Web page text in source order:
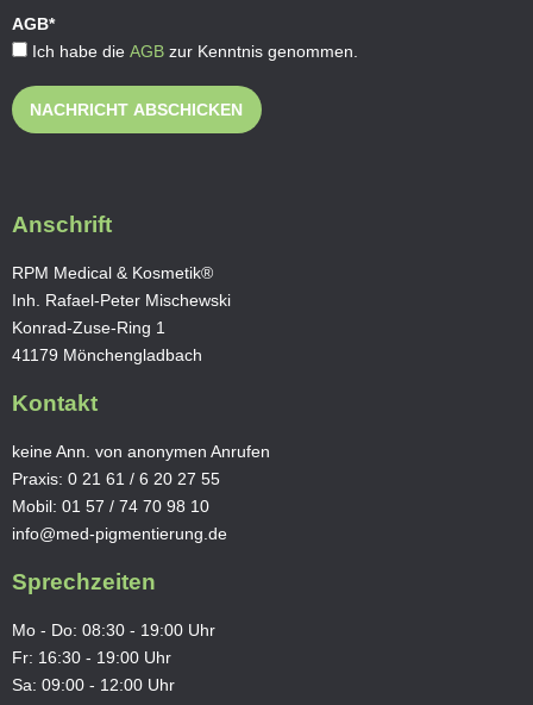
AGB*
Ich habe die AGB zur Kenntnis genommen.
NACHRICHT ABSCHICKEN
Anschrift
RPM Medical & Kosmetik®
Inh. Rafael-Peter Mischewski
Konrad-Zuse-Ring 1
41179 Mönchengladbach
Kontakt
keine Ann. von anonymen Anrufen
Praxis: 0 21 61 / 6 20 27 55
Mobil: 01 57 / 74 70 98 10
info@med-pigmentierung.de
Sprechzeiten
Mo - Do: 08:30 - 19:00 Uhr
Fr: 16:30 - 19:00 Uhr
Sa: 09:00 - 12:00 Uhr